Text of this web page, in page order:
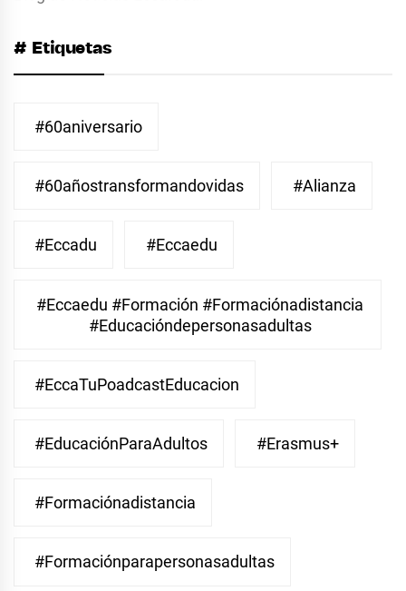
# Etiquetas
#60aniversario
#60añostransformandovidas #Alianza
#eccadu #eccaedu
#eccaedu #formación #formaciónadistancia
#educacióndepersonasadultas
#EccaTuPoadcastEducacion
#EducaciónParaAdultos #Erasmus+
#Formaciónadistancia
#Formaciónparapersonasadultas